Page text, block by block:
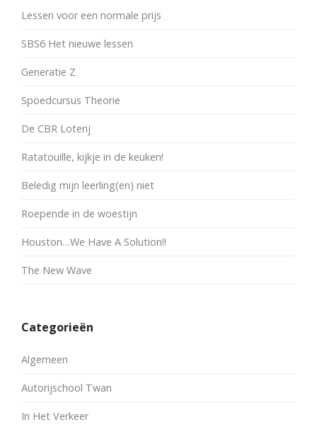
Lessen voor een normale prijs
SBS6 Het nieuwe lessen
Generatie Z
Spoedcursus Theorie
De CBR Loterij
Ratatouille, kijkje in de keuken!
Beledig mijn leerling(en) niet
Roepende in de woestijn
Houston…We Have A Solution!!
The New Wave
Categorieën
Algemeen
Autorijschool Twan
In Het Verkeer